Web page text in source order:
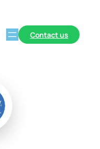
Contact us